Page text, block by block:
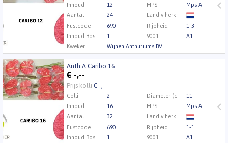
Inhoud
12 MPS
Mps A
Aantal
24
Fustcode
690 Rijpheid
1-3
Inhoud Bos
1 9001
A1
Kweker
Wijnen Anthuriums BV
Anth A Caribo 16
€ -,--
Prijs kolli € -,--
Colli 2
11
Inhoud
16 MPS
Mps A
Aantal
32
Fustcode
690 Rijpheid
1-1
Inhoud Bos
1 9001
A1
Anth A Caribo 16
Eerst Inloggen a.u.b.Klik hier om in te loggen.